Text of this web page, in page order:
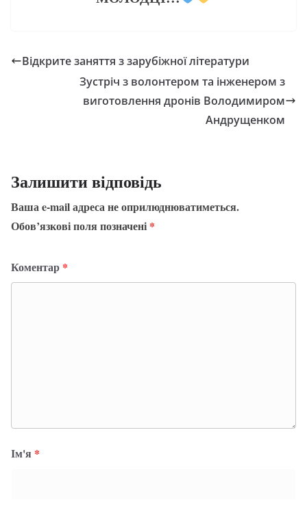
Відкрите заняття з зарубіжної літератури
Зустріч з волонтером та інженером з
виготовлення дронів Володимиром
Андрущенком
Залишити відповідь
Ваша e-mail адреса не оприлюднюватиметься.
Обов’язкові поля позначені *
Коментар *
Ім'я *